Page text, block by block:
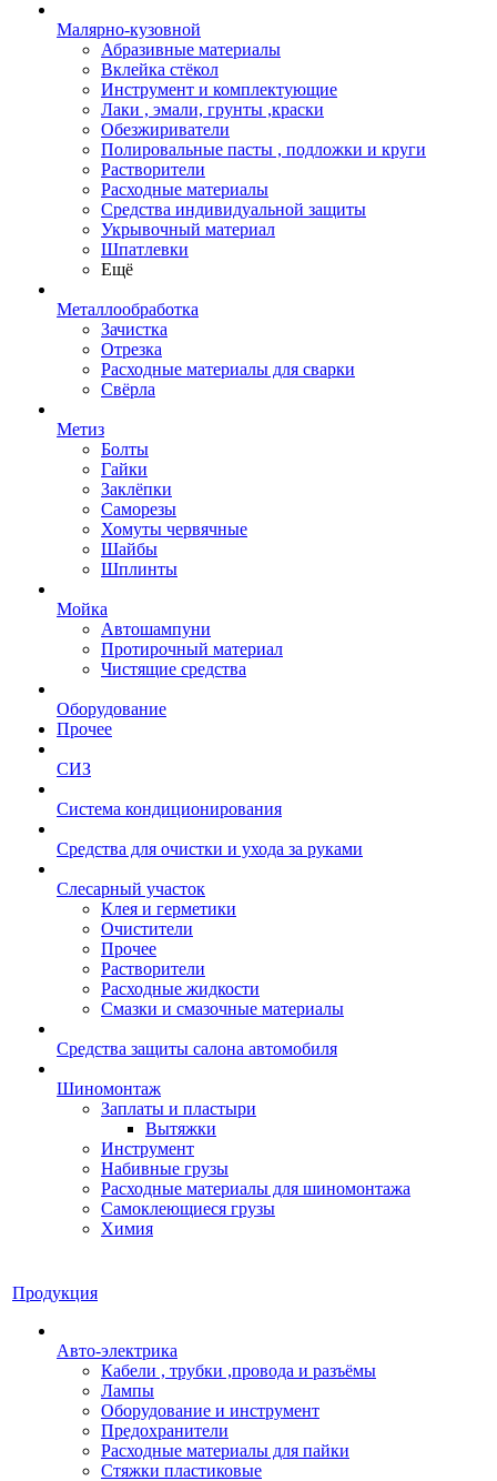
Малярно-кузовной
Абразивные материалы
Вклейка стёкол
Инструмент и комплектующие
Лаки , эмали, грунты ,краски
Обезжириватели
Полировальные пасты , подложки и круги
Растворители
Расходные материалы
Средства индивидуальной защиты
Укрывочный материал
Шпатлевки
Ещё
Металлообработка
Зачистка
Отрезка
Расходные материалы для сварки
Свёрла
Метиз
Болты
Гайки
Заклёпки
Саморезы
Хомуты червячные
Шайбы
Шплинты
Мойка
Автошампуни
Протирочный материал
Чистящие средства
Оборудование
Прочее
СИЗ
Система кондиционирования
Средства для очистки и ухода за руками
Слесарный участок
Клея и герметики
Очистители
Прочее
Растворители
Расходные жидкости
Смазки и смазочные материалы
Средства защиты салона автомобиля
Шиномонтаж
Заплаты и пластыри
Вытяжки
Инструмент
Набивные грузы
Расходные материалы для шиномонтажа
Самоклеющиеся грузы
Химия
Продукция
Авто-электрика
Кабели , трубки ,провода и разъёмы
Лампы
Оборудование и инструмент
Предохранители
Расходные материалы для пайки
Стяжки пластиковые